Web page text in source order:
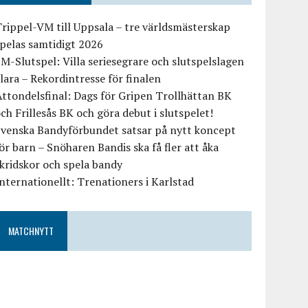
VM till Uppsala – tre världsmästerskap
samtidigt 2026
Slutspel: Villa seriesegrare och slutspelslagen
– Rekordintresse för finalen
Dags för Gripen Trollhättan BK
Frillesås BK och göra debut i slutspelet!
Bandyförbundet satsar på nytt koncept
barn – Snöharen Bandis ska få fler att åka
och spela bandy
Trenationers i Karlstad
MATCHNYTT